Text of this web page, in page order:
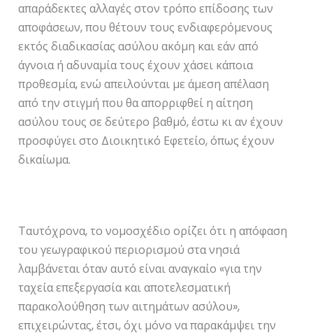
απαράδεκτες αλλαγές στον τρόπο επίδοσης των
αποφάσεων, που θέτουν τους ενδιαφερόμενους
εκτός διαδικασίας ασύλου ακόμη και εάν από
άγνοια ή αδυναμία τους έχουν χάσει κάποια
προθεσμία, ενώ απειλούνται με άμεση απέλαση
από την στιγμή που θα απορριφθεί η αίτηση
ασύλου τους σε δεύτερο βαθμό, έστω κι αν έχουν
προσφύγει στο Διοικητικό Εφετείο, όπως έχουν
δικαίωμα.
Ταυτόχρονα, το νομοσχέδιο ορίζει ότι η απόφαση
του γεωγραφικού περιορισμού στα νησιά
λαμβάνεται όταν αυτό είναι αναγκαίο «για την
ταχεία επεξεργασία και αποτελεσματική
παρακολούθηση των αιτημάτων ασύλου»,
επιχειρώντας, έτσι, όχι μόνο να παρακάμψει την